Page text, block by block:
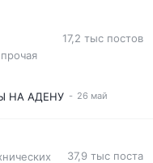
17,2 тыс постов
НА АДЕНУ
37,9 тыс поста